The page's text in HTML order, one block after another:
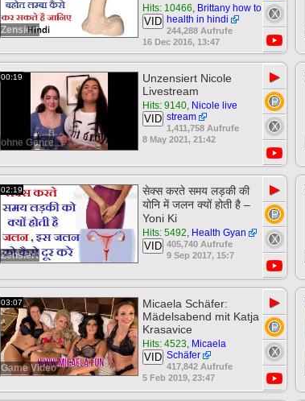
Zensiert
Hits: 10466, Brittany how to
health in hindi
VID
244,288 Aufrufe
16 Dec 2016, 13:47
00:19
ohne Genre
Unzensiert Nicole
Livestream
Hits: 9140, Nicole live
stream
VID
1,411,758 Aufrufe
8 May 2021, 21:42
▶
02:19
Zensiert
सेक्स करते समय लड़की की
योनि में जलन क्यों होती है –
Yoni Ki
Hits: 5492, Health Gyan
VID 405,740 Aufrufe
9 Sep 2017, 15:7
▶
03:07
Game Video
Micaela Schäfer:
Mädelsabend mit Katja
Krasavice
Hits: 4523, Micaela
Schäfer
VID
417,842 Aufrufe
5 Feb 2019, 23:47
▶